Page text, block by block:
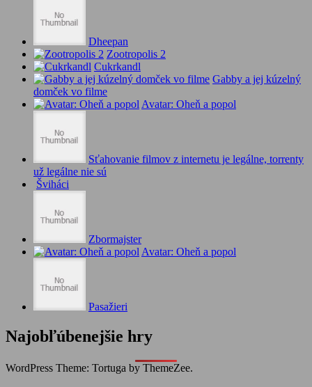
Dheepan
Zootropolis 2
Cukrkandl
Gabby a jej kúzelný
domček vo filme
Avatar: Oheň a popol
Sťahovanie filmov z internetu je legálne, torrenty
už legálne nie sú
Šviháci
Zbormajster
Avatar: Oheň a popol
Pasažieri
Najobľúbenejšie hry
WordPress Theme: Tortuga by ThemeZee.